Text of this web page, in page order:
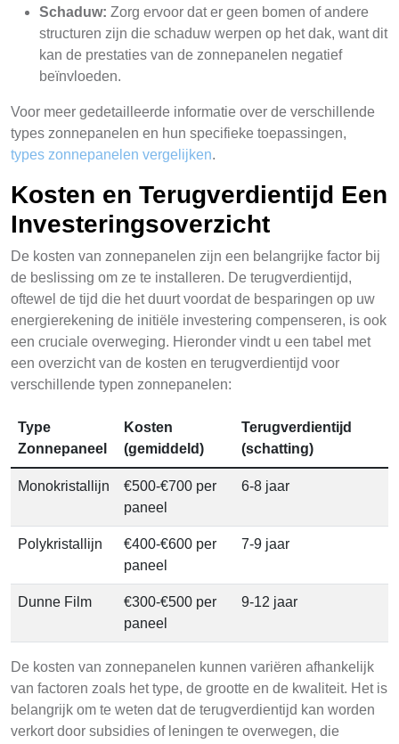
Schaduw: Zorg ervoor dat er geen bomen of andere
structuren zijn die schaduw werpen op het dak, want dit
kan de prestaties van de zonnepanelen negatief
beïnvloeden.
Voor meer gedetailleerde informatie over de verschillende
types zonnepanelen en hun specifieke toepassingen,
types zonnepanelen vergelijken.
Kosten en Terugverdientijd Een
Investeringsoverzicht
De kosten van zonnepanelen zijn een belangrijke factor bij
de beslissing om ze te installeren. De terugverdientijd,
oftewel de tijd die het duurt voordat de besparingen op uw
energierekening de initiële investering compenseren, is ook
een cruciale overweging. Hieronder vindt u een tabel met
een overzicht van de kosten en terugverdientijd voor
verschillende typen zonnepanelen:
Type
Zonnepaneel
Kosten
(gemiddeld)
Terugverdientijd
(schatting)
Monokristallijn
€500-€700 per
paneel
6-8 jaar
Polykristallijn
€400-€600 per
paneel
7-9 jaar
Dunne Film
€300-€500 per
paneel
9-12 jaar
De kosten van zonnepanelen kunnen variëren afhankelijk
van factoren zoals het type, de grootte en de kwaliteit. Het is
belangrijk om te weten dat de terugverdientijd kan worden
verkort door subsidies of leningen te overwegen, die